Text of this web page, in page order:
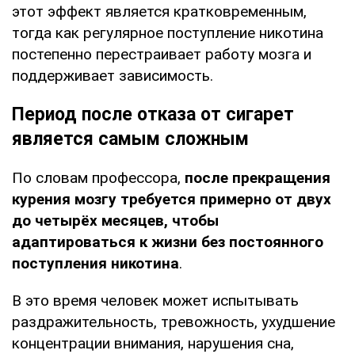
этот эффект является кратковременным,
тогда как регулярное поступление никотина
постепенно перестраивает работу мозга и
поддерживает зависимость.
Период после отказа от сигарет
является самым сложным
По словам профессора, после прекращения
курения мозгу требуется примерно от двух
до четырёх месяцев, чтобы
адаптироваться к жизни без постоянного
поступления никотина.
В это время человек может испытывать
раздражительность, тревожность, ухудшение
концентрации внимания, нарушения сна,